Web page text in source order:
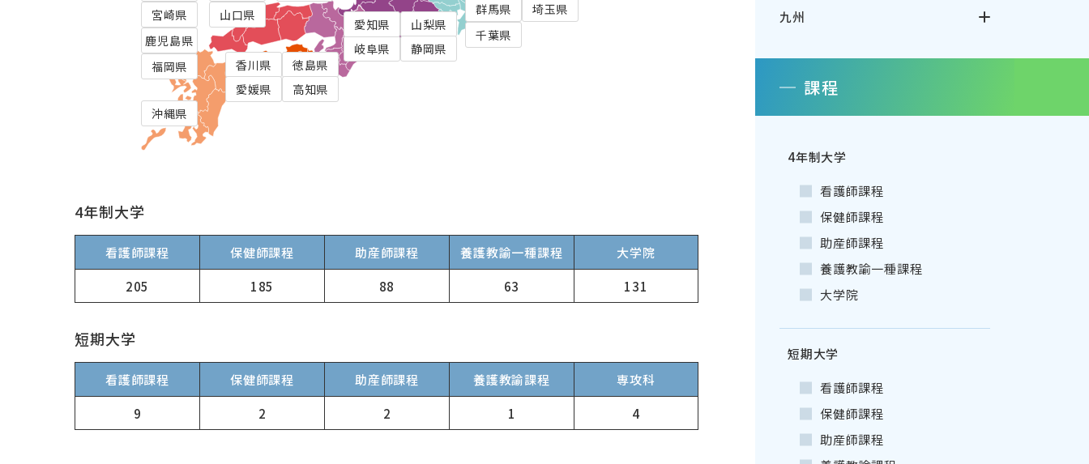
群馬県
埼玉県
千葉県
山梨県
岐阜県 静岡県
愛知県
山口県
徳島県
香川県
愛媛県
高知県
宮崎県
鹿児島県
福岡県
沖縄県
4年制大学
看護師課程
205
看護師課程
9
保健師課程
185
短期大学
保健師課程
2
助産師課程
88
助産師課程
2
養護教諭一種課程
63
養護教諭課程
1
大学院
131
専攻科
4
九州
課程
4年制大学
看護師課程
保健師課程
助産師課程
養護教諭一種課程
大学院
短期大学
看護師課程
保健師課程
助産師課程